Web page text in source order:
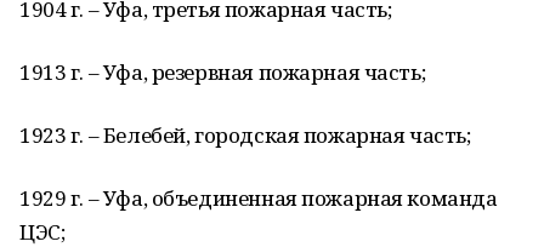
1904 г. – Уфа, третья пожарная часть;
1913 г. – Уфа, резервная пожарная часть;
1923 г. – Белебей, городская пожарная часть;
1929 г. – Уфа, объединенная пожарная команда
ЦЭС;